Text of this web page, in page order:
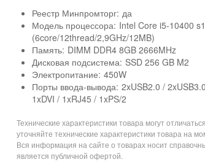
Реестр Минпромторг: да
Модель процессора: Intel Core i5-10400
(6core/12thread/2,9GHz/12MB)
Память: DIMM DDR4 8GB 2666MHz
Дисковая подсистема: SSD 256 GB M2
Электропитание: 450W
Порты ввода-вывода: 2xUSB2.0 /
1xDVI / 1xRJ45 / 1xPS/2
Технические характеристики товара могут
уточняйте технические характеристики товара на
Вся информация на сайте о товарах носит
является публичной офертой.